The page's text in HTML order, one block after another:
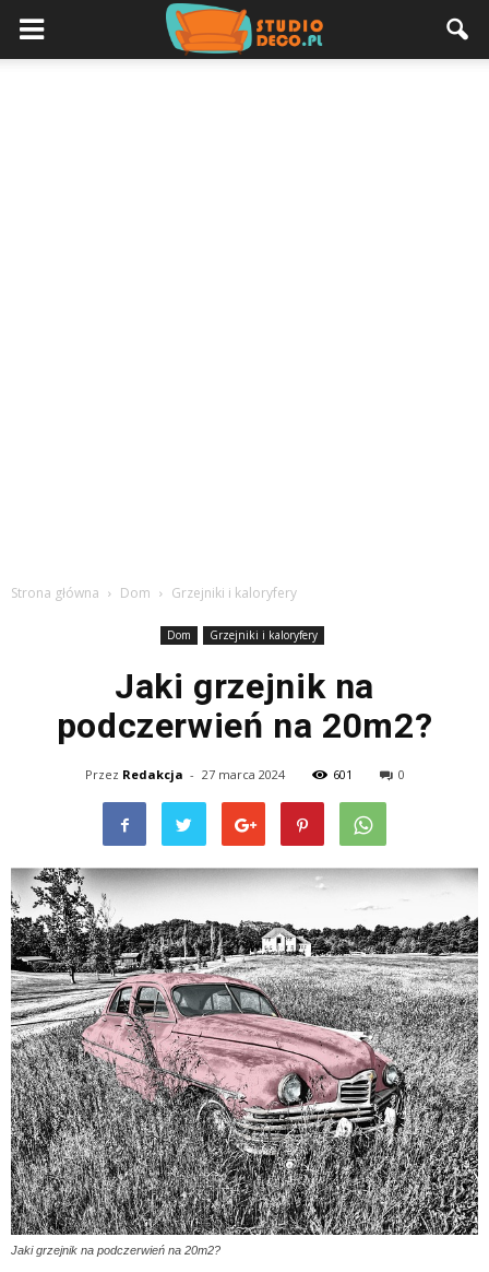
Strona główna Dom Grzejniki i kaloryfery
Dom Grzejniki i kaloryfery
Jaki grzejnik na
podczerwień na 20m2?
Przez Redakcja - 27 marca 2024 601 0
Jaki grzejnik na podczerwień na 20m2?